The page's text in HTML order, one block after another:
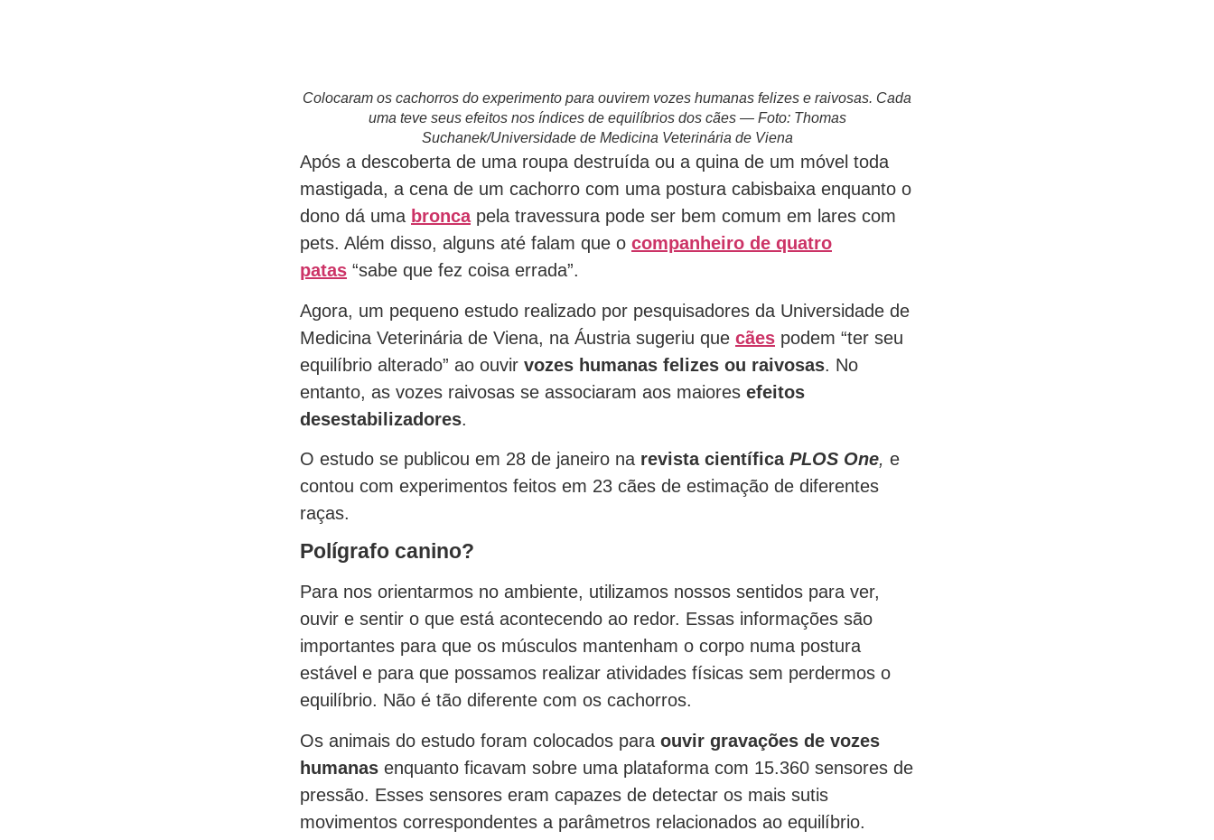
Colocaram os cachorros do experimento para ouvirem vozes humanas felizes e raivosas. Cada
uma teve seus efeitos nos índices de equilíbrios dos cães — Foto: Thomas
Suchanek/Universidade de Medicina Veterinária de Viena
Após a descoberta de uma roupa destruída ou a quina de um móvel toda
mastigada, a cena de um cachorro com uma postura cabisbaixa enquanto o
dono dá uma broncapela travessura pode ser bem comum em lares com
pets. Além disso, alguns até falam que o companheiro de quatro
patas “sabe que fez coisa errada”.
Agora, um pequeno estudo realizado por pesquisadores da Universidade de
Medicina Veterinária de Viena, na Áustria sugeriu que cães podem “ter seu
equilíbrio alterado” ao ouvir vozes humanas felizes ou raivosas. No
entanto, as vozes raivosas se associaram aos maiores efeitos
desestabilizadores.
O estudo se publicou em 28 de janeiro na revista científica PLOS One, e
contou com experimentos feitos em 23 cães de estimação de diferentes
raças.
Polígrafo canino?
Para nos orientarmos no ambiente, utilizamos nossos sentidos para ver,
ouvir e sentir o que está acontecendo ao redor. Essas informações são
importantes para que os músculos mantenham o corpo numa postura
estável e para que possamos realizar atividades físicas sem perdermos o
equilíbrio. Não é tão diferente com os cachorros.
Os animais do estudo foram colocados para ouvir gravações de vozes
humanas enquanto ficavam sobre uma plataforma com 15.360 sensores de
pressão. Esses sensores eram capazes de detectar os mais sutis
movimentos correspondentes a parâmetros relacionados ao equilíbrio.